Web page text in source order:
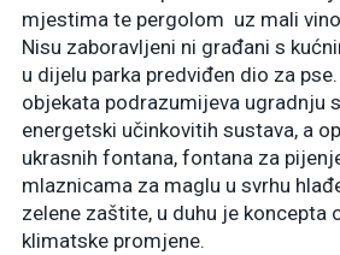
mjestima te pergolom uz mali
Nisu zaboravljeni ni građani s
u dijelu parka predviđen dio za
objekata podrazumijeva ugradnju
energetski učinkovitih sustava, a
ukrasnih fontana, fontana za
mlaznicama za maglu u svrhu
zelene zaštite, u duhu je koncepta
klimatske promjene.